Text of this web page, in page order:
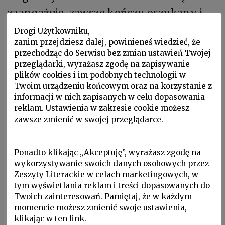
zaangażuje, zawsze kończy oszukany i
rozgoryczony. Ale mimo zwyczajnych
przyczyn jego cierpienie jest tym
prawdziwsze, że przewlekłe; płytkie
skaleczenie niekiedy ogniskuje uwagę
bardziej niż poważna choroba, a na
bliznach nawet drobne rany gorzej się
goją.
Oderwanie od korzeni, zagubienie w
rzeczywistości industrialnej, nieudane
próby powrotu do źródeł, do natury — te
tematy na początku XXI wieku, mimo
dekad eksploatacji, wciąż cieszą się
Drogi Użytkowniku,
zanim przejdziesz dalej, powinieneś wiedzieć, że
przechodząc do Serwisu bez zmian ustawień Twojej
przeglądarki, wyrażasz zgodę na zapisywanie
plików cookies i im podobnych technologii w
Twoim urządzeniu końcowym oraz na korzystanie z
informacji w nich zapisanych w celu dopasowania
reklam. Ustawienia w zakresie cookie możesz
zawsze zmienić w swojej przeglądarce.
Ponadto klikając „Akceptuję”, wyrażasz zgodę na
wykorzystywanie swoich danych osobowych przez
Zeszyty Literackie w celach marketingowych, w
tym wyświetlania reklam i treści dopasowanych do
Twoich zainteresowań. Pamiętaj, że w każdym
momencie możesz zmienić swoje ustawienia,
klikając w ten link.